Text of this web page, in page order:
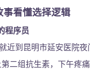
看懂选择逻辑
程序员
近到昆明市延安医院
二组抗生素，下午疼